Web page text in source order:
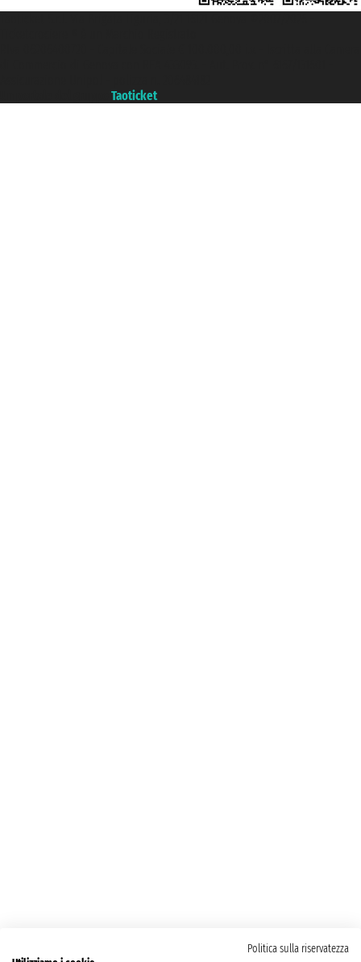
Taoticket
Politica sulla riservatezza